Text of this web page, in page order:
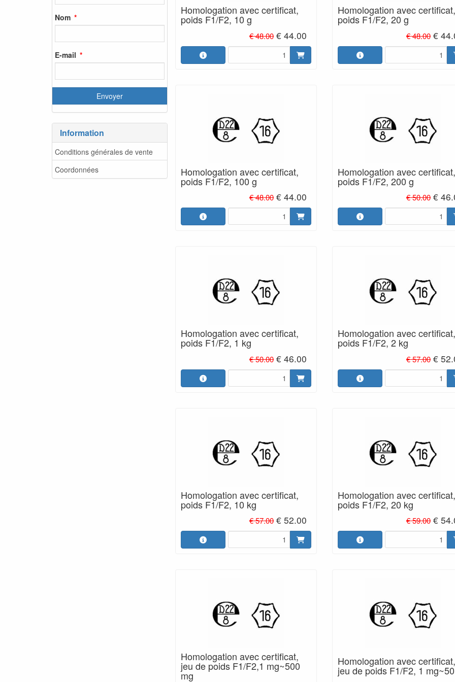
Nom
E-mail
Information
Conditions générales de vente
Coordonnées
Homologation avec certificat,
poids F1/F2, 10 g
€ 48.00 € 44.00
Homologation avec certificat,
poids F1/F2, 20 g
€ 48.00 €
Homologation avec certificat,
poids F1/F2, 100 g
€ 48.00 € 44.00
Homologation avec certificat,
poids F1/F2, 200 g
€ 50.00 €
Homologation avec certificat,
poids F1/F2, 1 kg
€ 50.00 € 46.00
Homologation avec certificat,
poids F1/F2, 2 kg
€ 57.00 €
Homologation avec certificat,
poids F1/F2, 10 kg
€ 57.00 € 52.00
Homologation avec certificat,
poids F1/F2, 20 kg
€ 59.00 €
Homologation avec certificat,
jeu de poids F1/F2,1 mg~500
mg
Homologation avec certificat,
jeu de poids F1/F2, 1